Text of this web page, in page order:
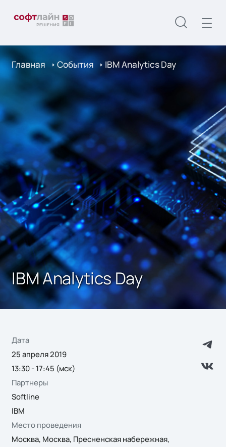
Главная События IBM Analytics Day
IBM Analytics Day
Дата
25 апреля 2019
13:30 - 17:45 (мск)
Партнеры
Softline
IBM
Место проведения
Москва, Москва, Пресненская набережная,